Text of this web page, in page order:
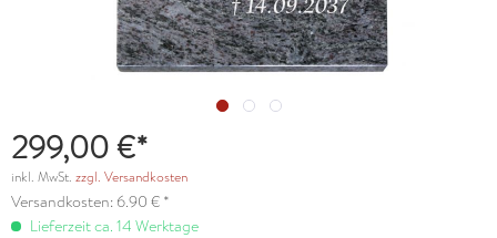
299,00 €*
inkl. MwSt. zzgl. Versandkosten
Versandkosten: 6.90 € *
Lieferzeit ca. 14 Werktage